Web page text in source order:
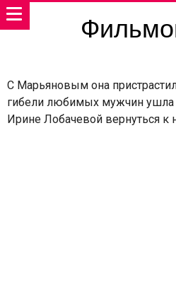
С Марьяновым она
гибели любимых мужчин ушла
Ирине Лобачевой вернуться к